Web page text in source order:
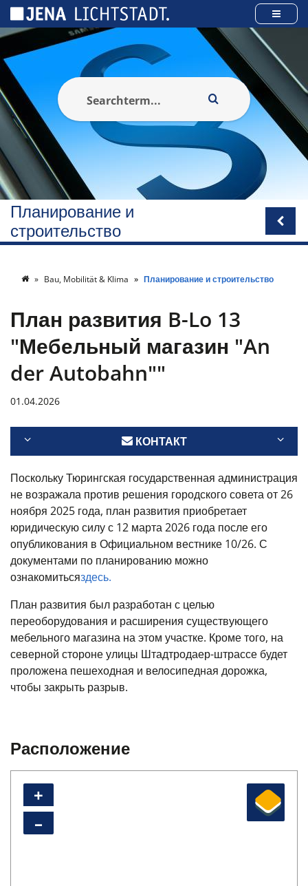
Планирование и
строительство
Bau, Mobilität & Klima Планирование и строительство
План развития B-Lo 13
"Мебельный магазин "An
der Autobahn""
01.04.2026
КОНТАКТ
Поскольку Тюрингская государственная администрация
не возражала против решения городского совета от 26
ноября 2025 года, план развития приобретает
юридическую силу с 12 марта 2026 года после его
опубликования в Официальном вестнике 10/26. С
документами по планированию можно
ознакомитьсяздесь.
План развития был разработан с целью
переоборудования и расширения существующего
мебельного магазина на этом участке. Кроме того, на
северной стороне улицы Штадтродаер-штрассе будет
проложена пешеходная и велосипедная дорожка,
чтобы закрыть разрыв.
Расположение
+
–
Панель управления cookies